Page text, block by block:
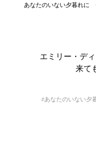
あなたのいない夕暮れに
エミリー・デ
来て
#あなたのいない夕